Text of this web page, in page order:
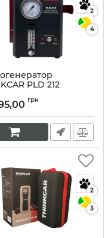
2
4
PLD 212
грн
2
3